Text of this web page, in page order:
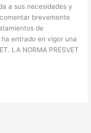
a sus necesidades y
brevemente
de
entrado en vigor una
LA NORMA PRESVET